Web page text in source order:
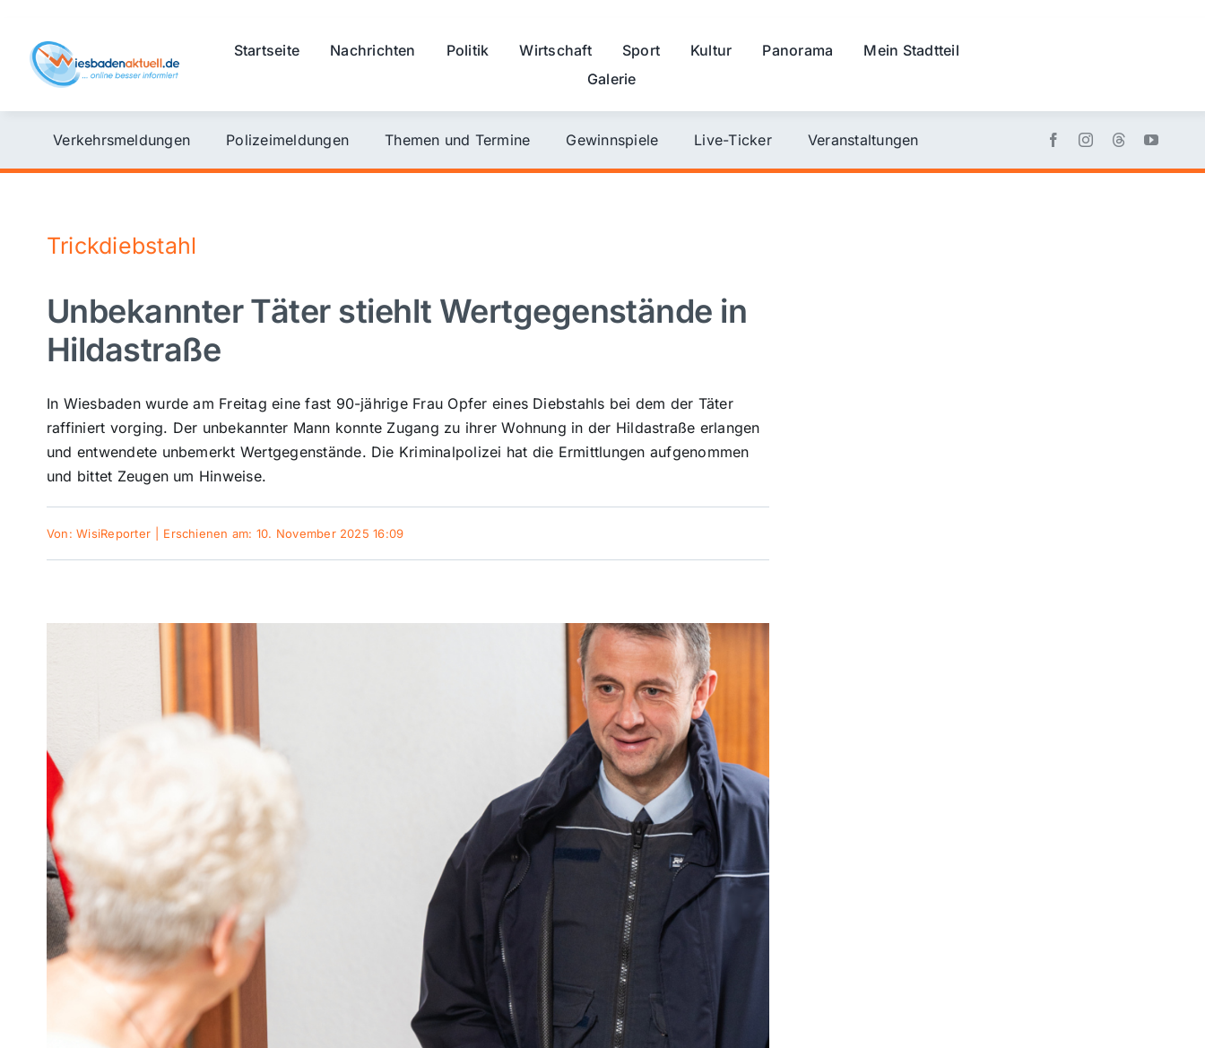
content
Startseite Nachrichten Politik Wirtschaft Sport Kultur Panorama
Mein Stadtteil
Galerie
Verkehrsmeldungen Polizeimeldungen Themen und Termine Gewinnspiele Live-Ticker Veranstaltungen
Trickdiebstahl
Unbekannter Täter stiehlt Wertgegenstände in
Hildastraße
In Wiesbaden wurde am Freitag eine fast 90-jährige Frau Opfer eines Diebstahls bei dem der Täter
raffiniert vorging. Der unbekannter Mann konnte Zugang zu ihrer Wohnung in der Hildastraße erlangen
und entwendete unbemerkt Wertgegenstände. Die Kriminalpolizei hat die Ermittlungen aufgenommen
und bittet Zeugen um Hinweise.
Von:WisiReporter Erschienen am: 10. November 2025 16:09